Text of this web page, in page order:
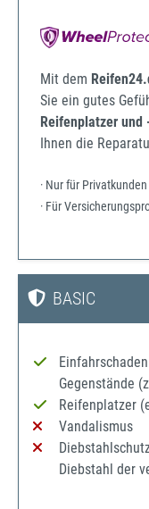
Mit dem
Sie ein gutes
Reifenplatzer und
Ihnen die
· Nur für Privatkunden
· Für
BASIC
Gegenstände
Reifenplatzer
Vandalismus
Diebstahl der